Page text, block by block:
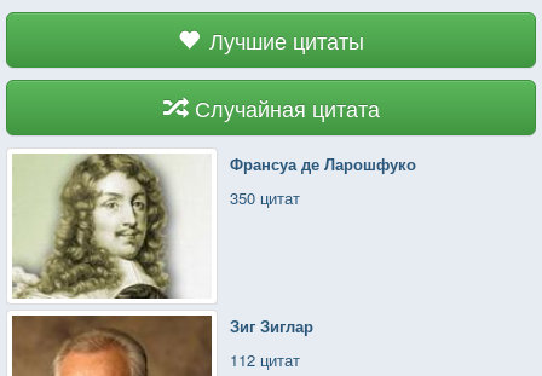
Лучшие цитаты
Случайная цитата
Франсуа де Ларошфуко
350 цитат
Зиг Зиглар
112 цитат